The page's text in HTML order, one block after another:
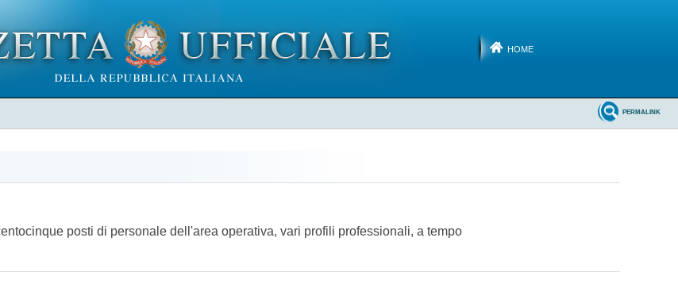
HOME
PERMALINK
posti di personale dell'area operativa, vari profili professionali, a tempo